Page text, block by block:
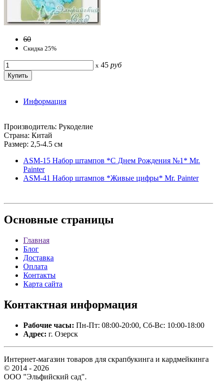
60
Скидка 25%
x 45 руб
Информация
Производитель: Рукоделие
Страна: Китай
Размер: 2,5-4.5 см
ASM-15 Набор штампов *С Днем Рождения №1* Mr.
Painter
ASM-41 Набор штампов *Живые цифры* Mr. Painter
Основные страницы
Главная
Блог
Доставка
Оплата
Контакты
Карта сайта
Контактная информация
Рабочие часы: Пн-Пт: 08:00-20:00, Сб-Вс: 10:00-18:00
Адрес: г. Озерск
Интернет-магазин товаров для скрапбукинга и кардмейкинга
© 2014 - 2026
ООО "Эльфийский сад".